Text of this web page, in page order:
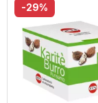
-29%